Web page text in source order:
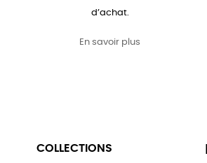
d’achat.
En savoir plus
COLLECTIONS